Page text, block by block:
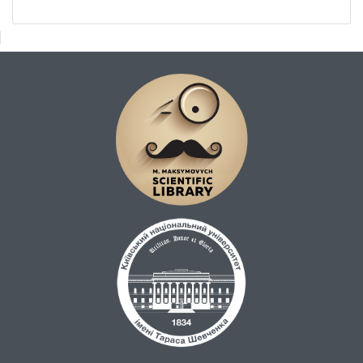
групи (аміно- та сульфогрупи) є
термостійкими.
зразки «Бусофіту» є ефективними
адсорбентами і можуть вилучати до 98 %
міді (ІІ) з розведених (0,5÷6•10-4 М)
водних розчинів.
Проведено сульфування ВВ парою сірки в
температурному інтервалі 400-800 °С та
одержано S-вмісні вуглецеві волокна з
вмістом сірки 2-3 ммоль/г.
На основі S-вмісних зразків ВВ отримано
ефективні гетерогенні кислотно-основні
каталізатори, які є активними в реакції
дегідратації ізопропанолу з утворенням
пропілену. Найвищу активність мають
зразки модифіковані парою сірки, для них